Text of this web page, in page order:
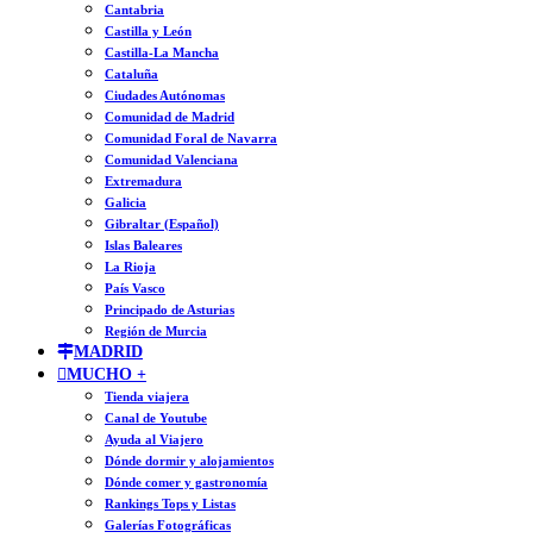
Cantabria
Castilla y León
Castilla-La Mancha
Cataluña
Ciudades Autónomas
Comunidad de Madrid
Comunidad Foral de Navarra
Comunidad Valenciana
Extremadura
Galicia
Gibraltar (Español)
Islas Baleares
La Rioja
País Vasco
Principado de Asturias
Región de Murcia
MADRID
MUCHO +
Tienda viajera
Canal de Youtube
Ayuda al Viajero
Dónde dormir y alojamientos
Dónde comer y gastronomía
Rankings Tops y Listas
Galerías Fotográficas